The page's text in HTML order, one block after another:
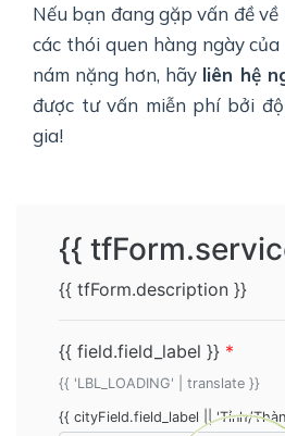
Nếu bạn đang gặp vấn đề
các thói quen hàng ngày
nám nặng hơn, hãy liên hệ
được tư vấn miễn phí bởi
gia!